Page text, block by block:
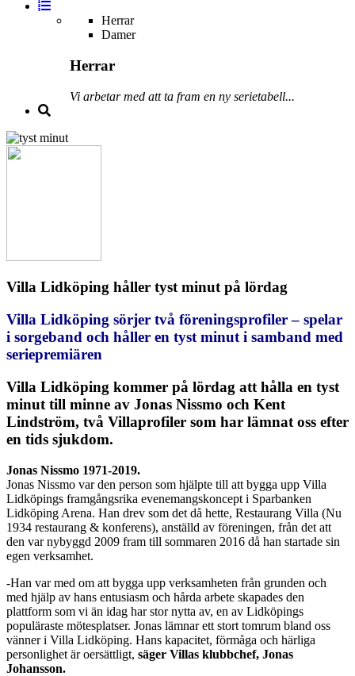
Herrar
Damer
Herrar
Vi arbetar med att ta fram en ny serietabell...
Villa Lidköping håller tyst minut på lördag
Villa Lidköping sörjer två föreningsprofiler – spelar
i sorgeband och håller en tyst minut i samband med
seriepremiären
Villa Lidköping kommer på lördag att hålla en tyst
minut till minne av Jonas Nissmo och Kent
Lindström, två Villaprofiler som har lämnat oss efter
en tids sjukdom.
Jonas Nissmo 1971-2019.
Jonas Nissmo var den person som hjälpte till att bygga upp Villa
Lidköpings framgångsrika evenemangskoncept i Sparbanken
Lidköping Arena. Han drev som det då hette, Restaurang Villa (Nu
1934 restaurang & konferens), anställd av föreningen, från det att
den var nybyggd 2009 fram till sommaren 2016 då han startade sin
egen verksamhet.
-Han var med om att bygga upp verksamheten från grunden och
med hjälp av hans entusiasm och hårda arbete skapades den
plattform som vi än idag har stor nytta av, en av Lidköpings
populäraste mötesplatser. Jonas lämnar ett stort tomrum bland oss
vänner i Villa Lidköping. Hans kapacitet, förmåga och härliga
personlighet är oersättligt, säger Villas klubbchef, Jonas
Johansson.